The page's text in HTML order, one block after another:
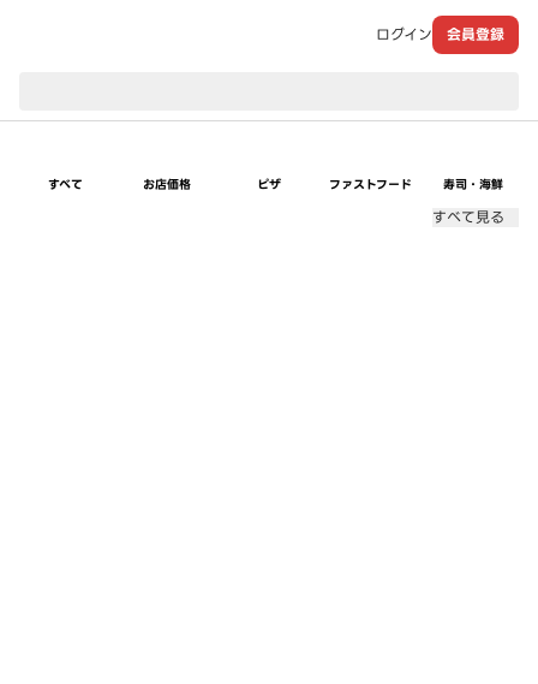
ログイン 会員登録
すべて お店価格 ピザ ファストフード 寿司・海鮮
すべて見る